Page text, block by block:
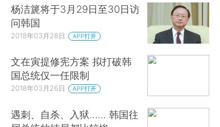
杨洁篪将于3月29日至30日访
问韩国
2018年03月28日 APP打开
文在寅提修宪方案 拟打破韩
国总统仅一任限制
2018年03月26日 APP打开
遇刺、自杀、入狱…… 韩国往